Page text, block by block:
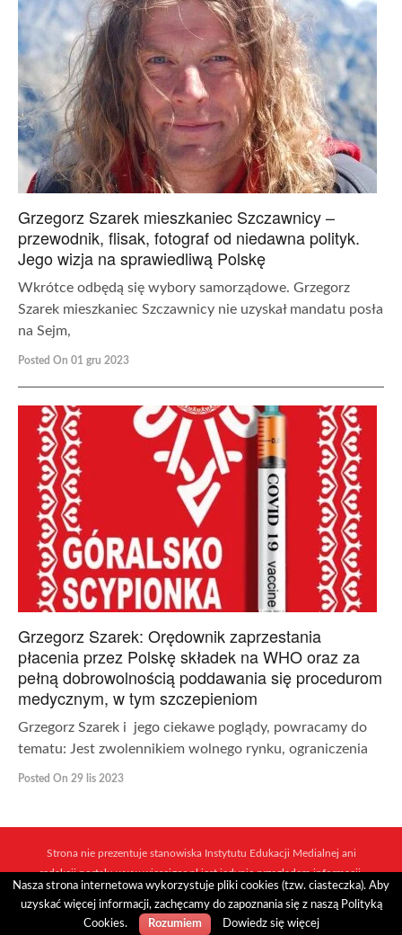
Grzegorz Szarek mieszkaniec Szczawnicy –
przewodnik, flisak, fotograf od niedawna polityk.
Jego wizja na sprawiedliwą Polskę
Wkrótce odbędą się wybory samorządowe. Grzegorz
Szarek mieszkaniec Szczawnicy nie uzyskał mandatu posła
na Sejm,
Posted On 01 gru 2023
Grzegorz Szarek: Orędownik zaprzestania
płacenia przez Polskę składek na WHO oraz za
pełną dobrowolnością poddawania się procedurom
medycznym, w tym szczepieniom
Grzegorz Szarek i jego ciekawe poglądy, powracamy do
tematu: Jest zwolennikiem wolnego rynku, ograniczenia
Posted On 29 lis 2023
Strona nie prezentuje stanowiska Instytutu Edukacji Medialnej ani
redakcji portalu www.wiescigor.pl jest jedynie przeglądem informacji,
które ukazują się w sieci mediów i niezależnych dziennikarzy.
Realizacja:Internet Arts
Nasza strona internetowa wykorzystuje pliki cookies (tzw. ciasteczka). Aby
uzyskać więcej informacji, zachęcamy do zapoznania się z naszą Polityką
Cookies.
Rozumiem Dowiedz się więcej